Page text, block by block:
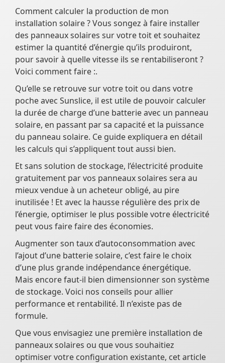
Comment calculer la production de mon
installation solaire ? Vous songez à faire installer
des panneaux solaires sur votre toit et souhaitez
estimer la quantité d’énergie qu’ils produiront,
pour savoir à quelle vitesse ils se rentabiliseront ?
Voici comment faire :.
Qu’elle se retrouve sur votre toit ou dans votre
poche avec Sunslice, il est utile de pouvoir calculer
la durée de charge d’une batterie avec un panneau
solaire, en passant par sa capacité et la puissance
du panneau solaire. Ce guide expliquera en détail
les calculs qui s’appliquent tout aussi bien.
Et sans solution de stockage, l’électricité produite
gratuitement par vos panneaux solaires sera au
mieux vendue à un acheteur obligé, au pire
inutilisée ! Et avec la hausse régulière des prix de
l’énergie, optimiser le plus possible votre électricité
peut vous faire faire des économies.
Augmenter son taux d’autoconsommation avec
l’ajout d’une batterie solaire, c’est faire le choix
d’une plus grande indépendance énergétique.
Mais encore faut-il bien dimensionner son système
de stockage. Voici nos conseils pour allier
performance et rentabilité. Il n’existe pas de
formule.
Que vous envisagiez une première installation de
panneaux solaires ou que vous souhaitiez
optimiser votre configuration existante, cet article